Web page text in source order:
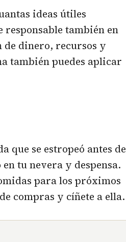
ideas útiles
responsable también en
de dinero, recursos y
también puedes aplicar
que se estropeó antes de
tu nevera y despensa.
para los próximos
compras y cíñete a ella.